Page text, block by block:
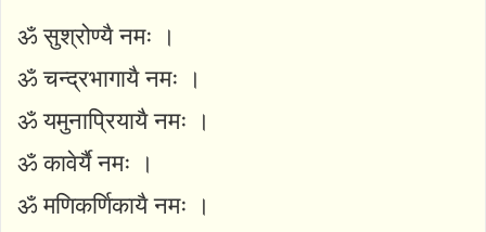
ॐ सुश्रोण्यै नमः ।
ॐ चन्द्रभागायै नमः ।
ॐ यमुनाप्रियायै नमः ।
ॐ कावेर्यै नमः ।
ॐ मणिकर्णिकायै नमः ।